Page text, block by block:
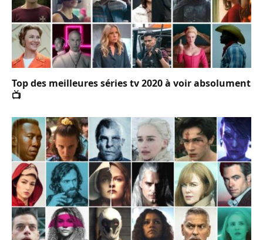
Top des meilleures séries tv 2020 à voir absolument
📺